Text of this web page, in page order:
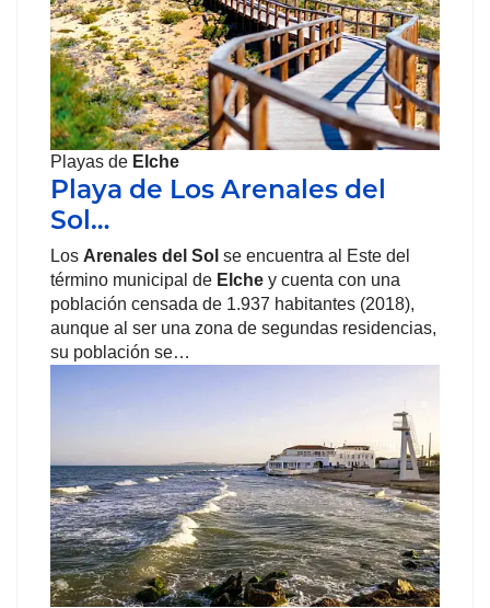
Playas de Elche
Playa de Los Arenales del
Sol…
Los Arenales del Sol se encuentra al Este del
término municipal de Elche y cuenta con una
población censada de 1.937 habitantes (2018),
aunque al ser una zona de segundas residencias,
su población se…